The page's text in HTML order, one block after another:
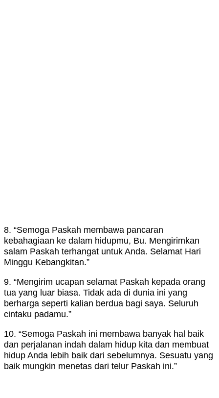
8. “Semoga Paskah membawa pancaran
kebahagiaan ke dalam hidupmu, Bu. Mengirimkan
salam Paskah terhangat untuk Anda. Selamat Hari
Minggu Kebangkitan.”
9. “Mengirim ucapan selamat Paskah kepada orang
tua yang luar biasa. Tidak ada di dunia ini yang
berharga seperti kalian berdua bagi saya. Seluruh
cintaku padamu.”
10. “Semoga Paskah ini membawa banyak hal baik
dan perjalanan indah dalam hidup kita dan membuat
hidup Anda lebih baik dari sebelumnya. Sesuatu yang
baik mungkin menetas dari telur Paskah ini.”